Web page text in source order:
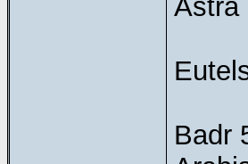
Astra
Badr